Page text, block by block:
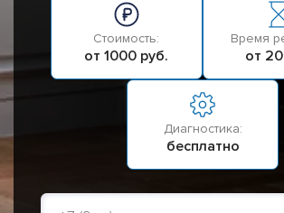
Стоимость:
от 1000 руб.
Время
от
Диагностика:
бесплатно